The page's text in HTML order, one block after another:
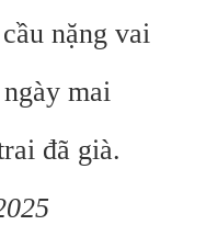
nặng vai
mai
đã già.